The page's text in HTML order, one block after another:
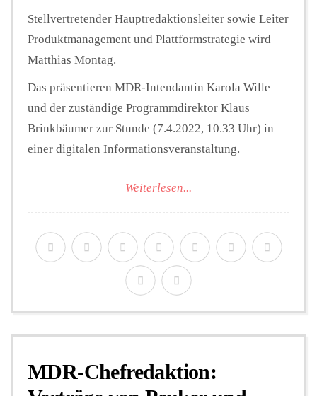
Stellvertretender Hauptredaktionsleiter sowie Leiter
Produktmanagement und Plattformstrategie wird
Matthias Montag.
Das präsentieren MDR-Intendantin Karola Wille
und der zuständige Programmdirektor Klaus
Brinkbäumer zur Stunde (7.4.2022, 10.33 Uhr) in
einer digitalen Informationsveranstaltung.
Weiterlesen...
MDR-Chefredaktion: